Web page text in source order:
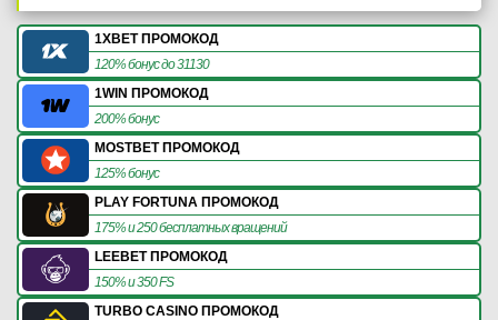
1XBET ПРОМОКОД
120% бонус до 31130
1WIN ПРОМОКОД
200% бонус
MOSTBET ПРОМОКОД
125% бонус
PLAY FORTUNA ПРОМОКОД
175% и 250 бесплатных вращений
LEEBET ПРОМОКОД
150% и 350 FS
TURBO CASINO ПРОМОКОД